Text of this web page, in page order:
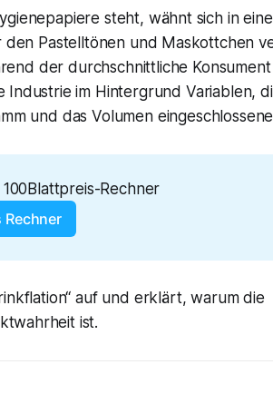
steht, wähnt sich in
den Pastelltönen und Maskottchen
der durchschnittliche Konsument
Industrie im Hintergrund Variablen,
und das Volumen
Rechner
Rechner
auf und erklärt, warum die
ist.